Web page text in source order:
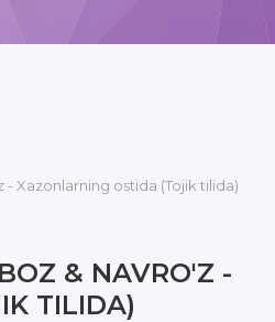
- Xazonlarning ostida (Tojik tilida)
& NAVRO'Z -
TILIDA)